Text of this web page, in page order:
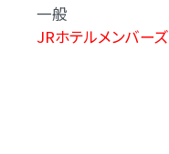
一般
JRホテルメンバーズ